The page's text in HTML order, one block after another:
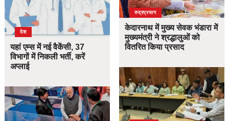
देश
यहां एम्स में नई वैकेंसी, 37
विभागों में निकली भर्ती, करें
अप्लाई
उत्तराखंड
देश
रुद्रप्रयाग
केदारनाथ में मुख्य सेवक भंडारा में
मुख्यमंत्री ने श्रद्धालुओं को
वितरित किया प्रसाद